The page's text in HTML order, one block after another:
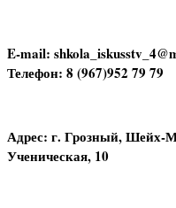
E-mail:
Телефон: 8 (967)952 79 79
Адрес: г. Грозный, Шейх-
Ученическая, 10